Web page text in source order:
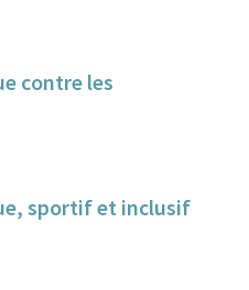
contre les
sportif et inclusif